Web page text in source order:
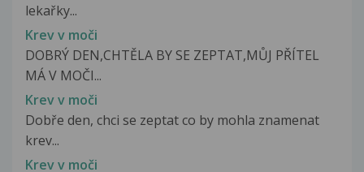
lekařky...
Krev v moči
DOBRÝ DEN,CHTĚLA BY SE ZEPTAT,MŮJ PŘÍTEL
MÁ V MOČI...
Krev v moči
Dobře den, chci se zeptat co by mohla znamenat
krev...
Krev v moči